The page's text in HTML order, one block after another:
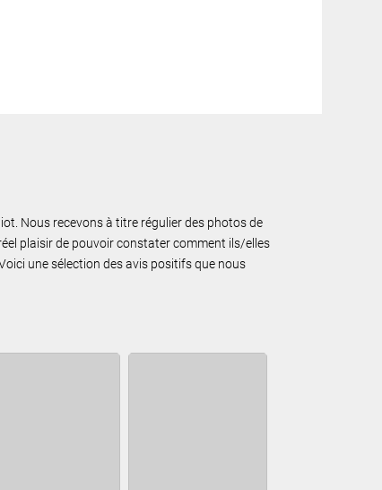
Nous recevons à titre régulier des photos de
plaisir de pouvoir constater comment ils/elles
une sélection des avis positifs que nous